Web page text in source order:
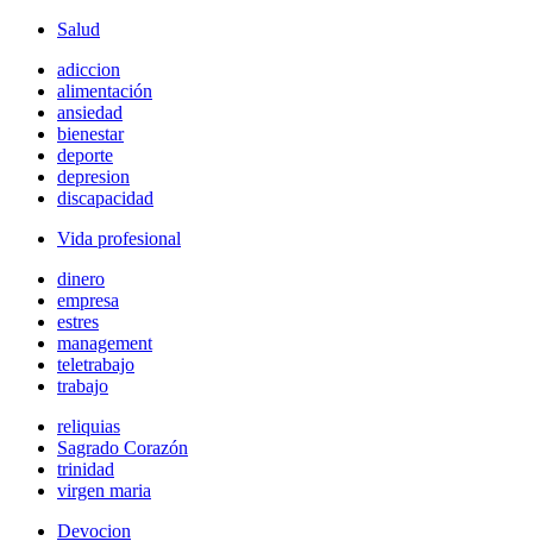
Salud
adiccion
alimentación
ansiedad
bienestar
deporte
depresion
discapacidad
Vida profesional
dinero
empresa
estres
management
teletrabajo
trabajo
reliquias
Sagrado Corazón
trinidad
virgen maria
Devocion